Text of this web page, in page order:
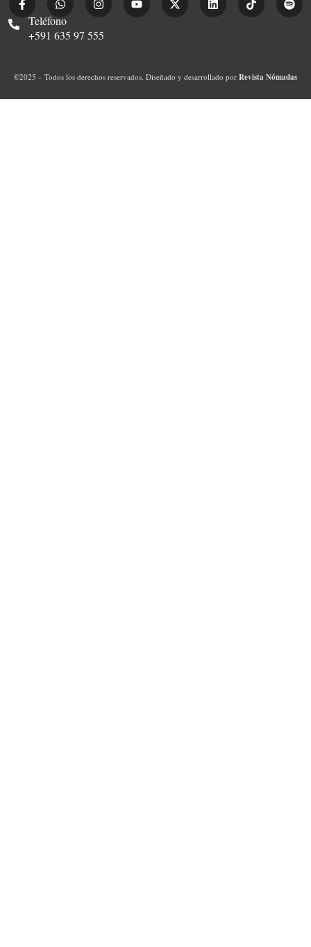
Teléfono
+591 635 97 555
©2025 – Todos los derechos reservados. Diseñado y desarrollado por Revista Nómadas